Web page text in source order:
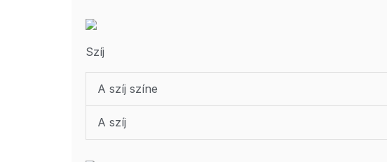
Szíj
A szíj színe
A szíj